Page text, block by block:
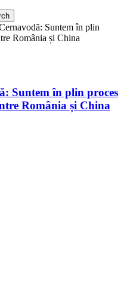
Suntem în plin
România și China
Suntem în plin proces
România și China